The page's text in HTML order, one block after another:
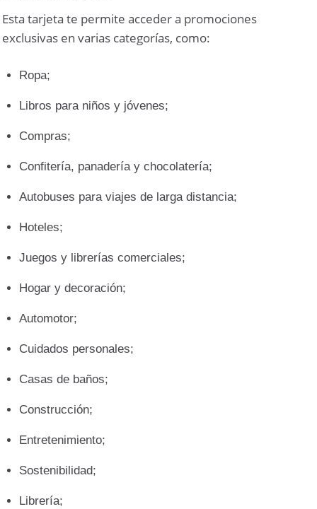
Esta tarjeta te permite acceder a promociones
exclusivas en varias categorías, como:
Ropa;
Libros para niños y jóvenes;
Compras;
Confitería, panadería y chocolatería;
Autobuses para viajes de larga distancia;
Hoteles;
Juegos y librerías comerciales;
Hogar y decoración;
Automotor;
Cuidados personales;
Casas de baños;
Construcción;
Entretenimiento;
Sostenibilidad;
Librería;